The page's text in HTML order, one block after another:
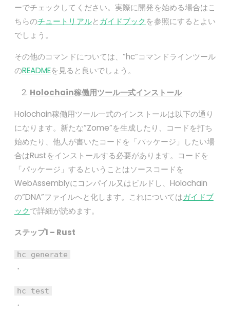
ーでチェックしてください。実際に開発を始める場合はこ
ちらのチュートリアルと ガイドブックを参照にするとよい
でしょう。
その他のコマンドについては、”hc”コマンドラインツール
のREADMEを見ると良いでしょう。
Holochain稼働用ツール一式インストール
Holochain稼働用ツール一式のインストールは以下の通り
になります。新たな”Zome”を生成したり、コードを打ち
始めたり、他人が書いたコードを「パッケージ」したい場
合はRustをインストールする必要があります。コードを
「パッケージ」するということはソースコードを
WebAssemblyにコンパイル又はビルドし、Holochain
の”DNA”ファイルへと化します。これについてはガイドブ
ックで詳細が読めます。
ステップ1 – Rust
hc generate
・
hc test
・